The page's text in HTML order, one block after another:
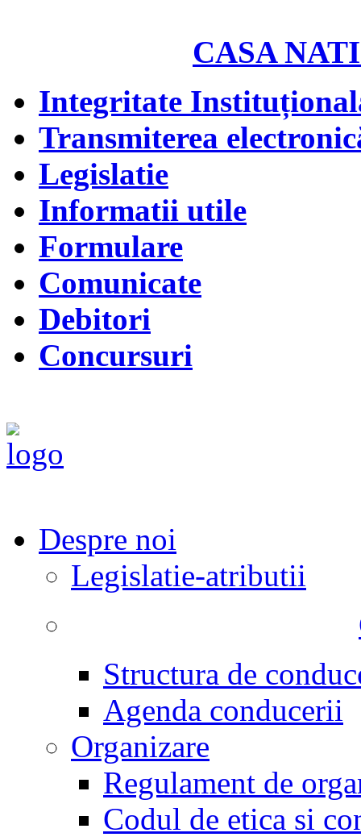
CASA
Integritate
Transmiterea
Legislatie
Informatii utile
Formulare
Comunicate
Debitori
Concursuri
Despre noi
Legislatie-atributii
Structura de
Agenda conducerii
Organizare
Regulament de
Codul de etica si